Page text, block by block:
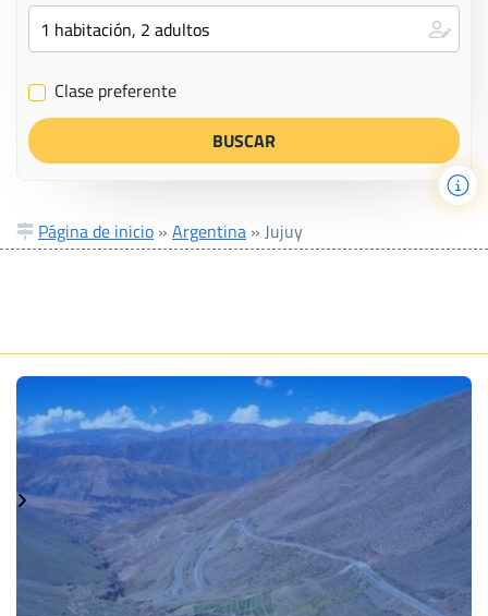
✔ Clase preferente
Página de inicio » Argentina » Jujuy